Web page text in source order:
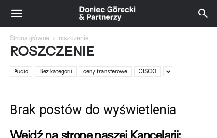
Strona główna roszczenie
ROSZCZENIE
Audio Bez kategorii ceny transferowe CISCO
Brak postów do wyświetlenia
Wejdź na stronę naszej Kancelarii: